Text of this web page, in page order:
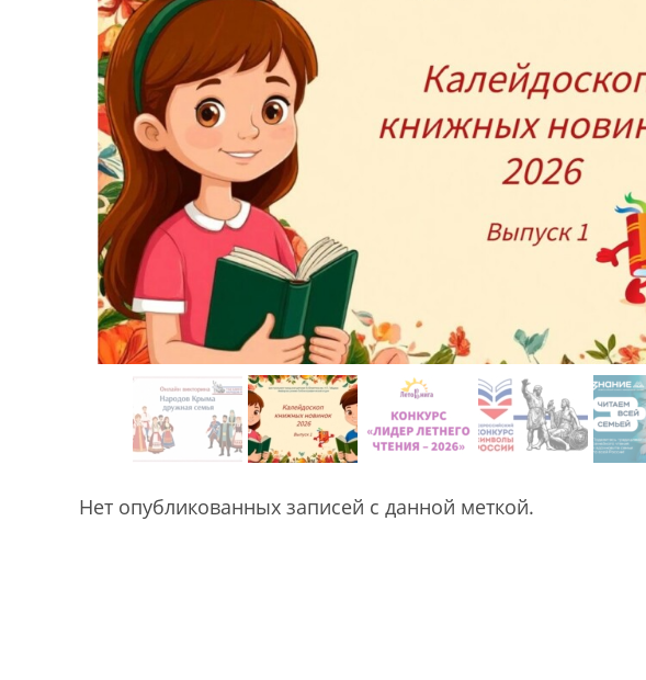
Нет опубликованных записей с данной меткой.